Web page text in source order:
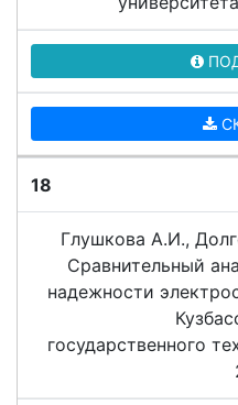
18
Глушкова А.И.,
Сравнительный
надежности
государственного